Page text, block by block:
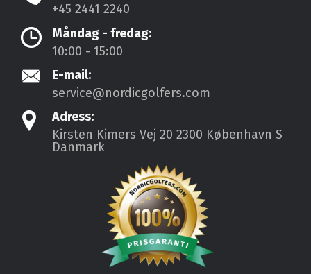
+45 2441 2240
Måndag - fredag:
10:00 - 15:00
E-mail:
service@nordicgolfers.com
Adress:
Kirsten Kimers Vej 20 2300 København S
Danmark